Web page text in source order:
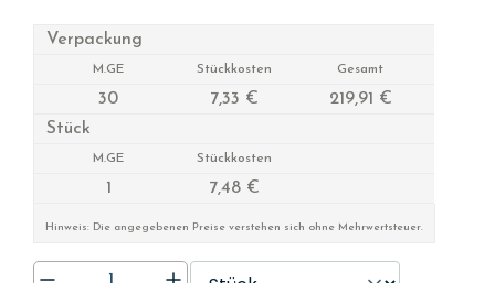
Verpackung
M.GE Stückkosten Gesamt
30 7,33 €
219,91 €
Stück
M.GE Stückkosten
1 7,48 €
Hinweis: Die angegebenen Preise verstehen sich ohne Mehrwertsteuer.